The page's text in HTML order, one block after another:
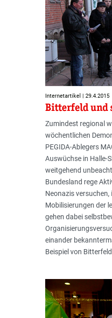
Internetartikel | 29.4.2015
Bitterfeld und
Zumindest regional
wöchentlichen
PEGIDA-Ablegers
Auswüchse in Halle-
weitgehend
Bundesland rege
Neonazis
Mobilisierungen der
gehen dabei
einander
Beispiel von